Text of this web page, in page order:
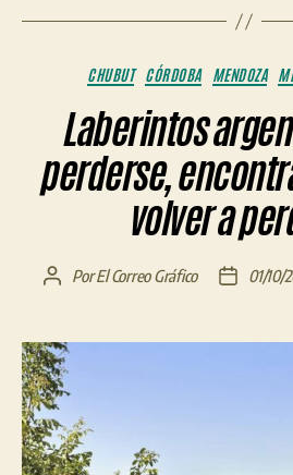
CHUBUT CÓRDOBA MENDOZA
Laberintos
perderse,
volver a
Autor
entrada
PorEl Correo Gráfico
Fecha
entrada
01/10/